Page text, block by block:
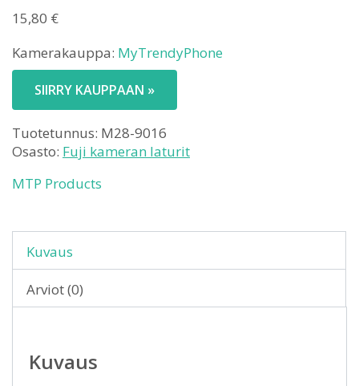
15,80 €
Kamerakauppa: MyTrendyPhone
SIIRRY KAUPPAAN »
Tuotetunnus: M28-9016
Osasto: Fuji kameran laturit
MTP Products
Kuvaus
Arviot (0)
Kuvaus